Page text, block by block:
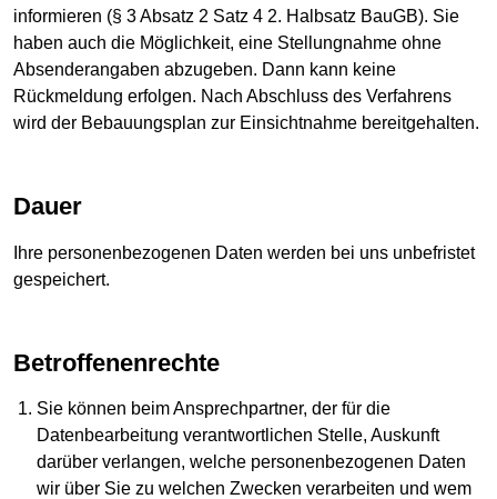
informieren (§ 3 Absatz 2 Satz 4 2. Halbsatz BauGB). Sie
haben auch die Möglichkeit, eine Stellungnahme ohne
Absenderangaben abzugeben. Dann kann keine
Rückmeldung erfolgen. Nach Abschluss des Verfahrens
wird der Bebauungsplan zur Einsichtnahme bereitgehalten.
Dauer
Ihre personenbezogenen Daten werden bei uns unbefristet
gespeichert.
Betroffenenrechte
Sie können beim Ansprechpartner, der für die
Datenbearbeitung verantwortlichen Stelle, Auskunft
darüber verlangen, welche personenbezogenen Daten
wir über Sie zu welchen Zwecken verarbeiten und wem